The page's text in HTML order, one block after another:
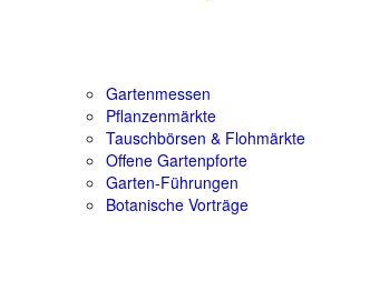
Gartenmessen
Pflanzenmärkte
Tauschbörsen & Flohmärkte
Offene Gartenpforte
Garten-Führungen
Botanische Vorträge